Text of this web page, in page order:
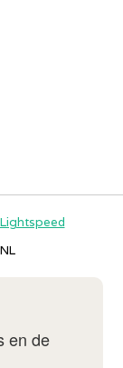
Lightspeed
NL
en de